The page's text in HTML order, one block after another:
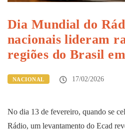
Dia Mundial do
nacionais lideram
regiões do Brasil
NACIONAL 17/02/2026
No dia 13 de fevereiro, quando se
Rádio, um levantamento do Ecad